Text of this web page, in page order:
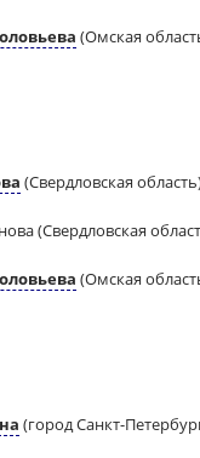
(Омская
(Свердловская
(Свердловская
(Омская
(город Санкт-